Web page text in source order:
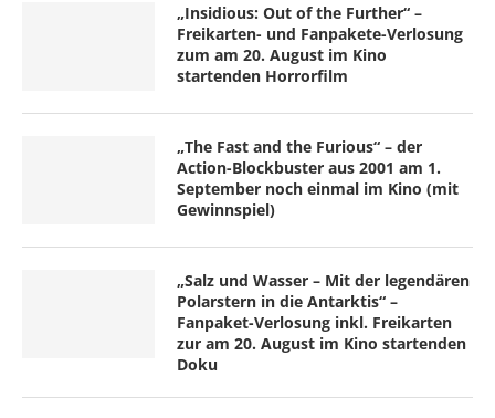
„Insidious: Out of the Further“ –
Freikarten- und Fanpakete-Verlosung
zum am 20. August im Kino
startenden Horrorfilm
„The Fast and the Furious“ – der
Action-Blockbuster aus 2001 am 1.
September noch einmal im Kino (mit
Gewinnspiel)
„Salz und Wasser – Mit der legendären
Polarstern in die Antarktis“ –
Fanpaket-Verlosung inkl. Freikarten
zur am 20. August im Kino startenden
Doku